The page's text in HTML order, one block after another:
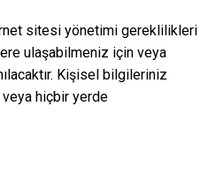
sitesi yönetimi gereklilikleri
ulaşabilmeniz için veya
Kişisel bilgileriniz
veya hiçbir yerde